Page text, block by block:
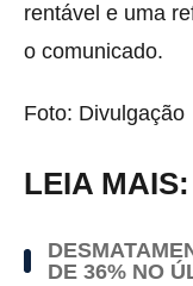
rentável e uma
o comunicado.
Foto: Divulgação
LEIA MAIS:
DE 36% NO